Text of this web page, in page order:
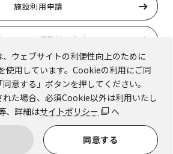
ウェブサイトの利便性向上のために
使用しています。Cookieの利用にご同
意する」ボタンを押してください。
れた場合、必須Cookie以外は利用いたし
、詳細はサイトポリシー へ
同意する
施設利用申請
ケーション撮影利用申請
トラりんの使用申請
Kyoto National Museum.